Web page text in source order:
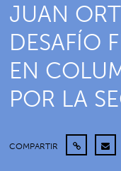
JUAN
DESAFÍO
EN
POR LA
COMPARTIR